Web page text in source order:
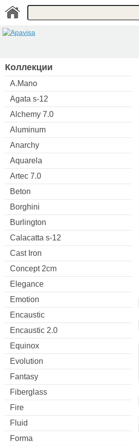
Коллекции
A.Mano
Agata s-12
Alchemy 7.0
Aluminum
Anarchy
Aquarela
Artec 7.0
Beton
Borghini
Burlington
Calacatta s-12
Cast Iron
Concept 2cm
Elegance
Emotion
Encaustic
Encaustic 2.0
Equinox
Evolution
Fantasy
Fiberglass
Fire
Fluid
Forma